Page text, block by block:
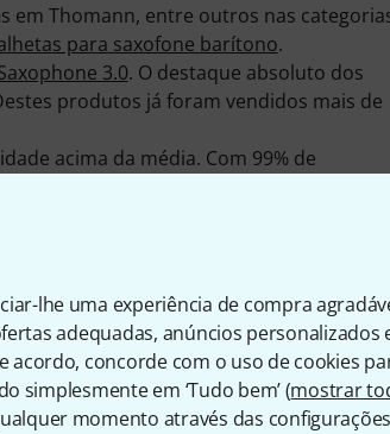
lhe uma experiência de compra
adequadas, anúncios personalizados
acordo, concorde com o uso de cookies
simplesmente em ‘Tudo bem’ (mostrar
momento através das
em Thomann, entre outros nas
para saxofone barítono.
3.0. O destaque absoluto dos
produtos já foram vendidos mais de
acima da média. Com 99% de
a nossa garantia Thomann de 3 anos lhe
http://www.fibracelldirect.com